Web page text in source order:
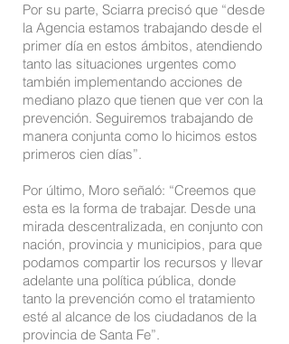
Por su parte, Sciarra precisó que “desde
la Agencia estamos trabajando desde el
primer día en estos ámbitos, atendiendo
tanto las situaciones urgentes como
también implementando acciones de
mediano plazo que tienen que ver con la
prevención. Seguiremos trabajando de
manera conjunta como lo hicimos estos
primeros cien días”.
Por último, Moro señaló: “Creemos que
esta es la forma de trabajar. Desde una
mirada descentralizada, en conjunto con
nación, provincia y municipios, para que
podamos compartir los recursos y llevar
adelante una política pública, donde
tanto la prevención como el tratamiento
esté al alcance de los ciudadanos de la
provincia de Santa Fe”.